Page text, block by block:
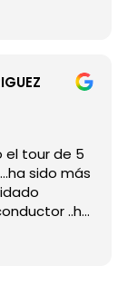
5
grupo
Desde